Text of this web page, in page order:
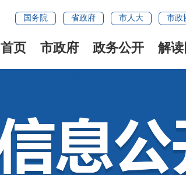
国务院 省政府 市人大 市政
首页 市政府 政务公开 解